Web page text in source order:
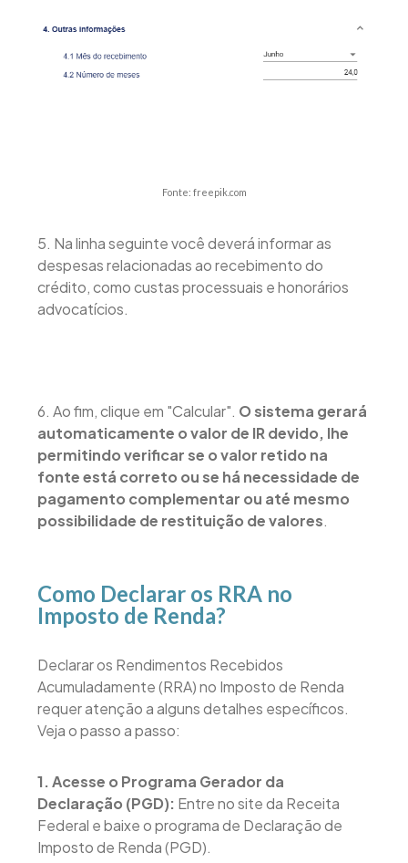
Fonte: freepik.com
5. Na linha seguinte você deverá informar as
despesas relacionadas ao recebimento do
crédito, como custas processuais e honorários
advocatícios.
6. Ao fim, clique em "Calcular". O sistema gerará
automaticamente o valor de IR devido, lhe
permitindo verificar se o valor retido na
fonte está correto ou se há necessidade de
pagamento complementar ou até mesmo
possibilidade de restituição de valores.
Como Declarar os RRA no
Imposto de Renda?
Declarar os Rendimentos Recebidos
Acumuladamente (RRA) no Imposto de Renda
requer atenção a alguns detalhes específicos.
Veja o passo a passo:
1. Acesse o Programa Gerador da
Declaração (PGD): Entre no site da Receita
Federal e baixe o programa de Declaração de
Imposto de Renda (PGD).